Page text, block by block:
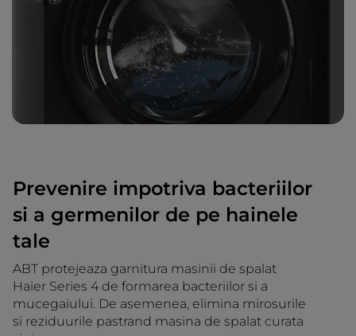
Prevenire impotriva bacteriilor
si a germenilor de pe hainele
tale
ABT protejeaza garnitura masinii de spalat
Haier Series 4 de formarea bacteriilor si a
mucegaiului. De asemenea, elimina mirosurile
si reziduurile pastrand masina de spalat curata